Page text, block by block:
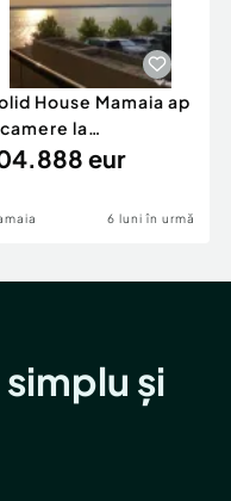
House Mamaia ap
la
Mega
eur
6 luni în urmă
și